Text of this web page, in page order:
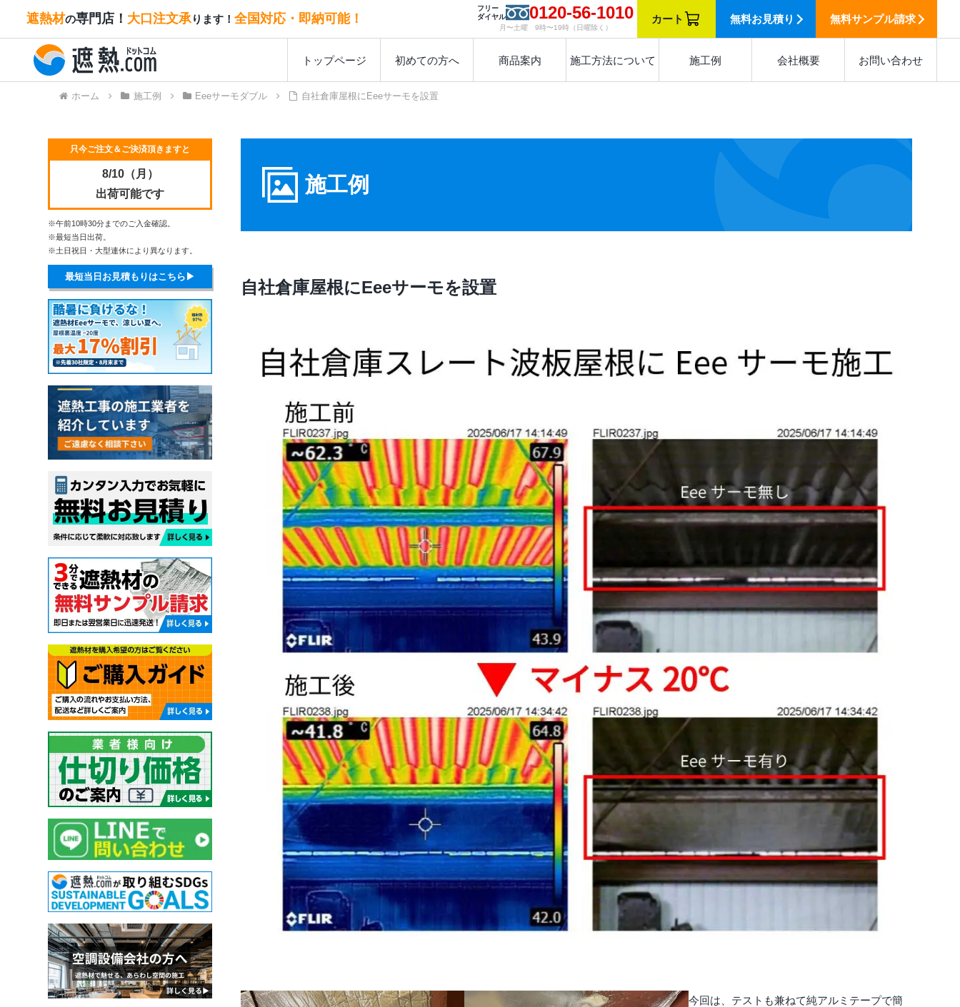
遮熱材の専門店！ 大口注文承ります！ 全国対応・即納可能！
フリー
ダイヤル
0120-56-1010
月〜土曜 9時〜19時（日曜除く）
カート 無料お見積り 無料サンプル請求
トップページ 初めての方へ 商品案内 施工方法について 施工例 会社概要 お問い合わせ
ホーム 施工例 Eeeサーモダブル 自社倉庫屋根にEeeサーモを設置
施工例
自社倉庫屋根にEeeサーモを設置
今回は、テストも兼ねて純アルミテープで簡
只今ご注文＆ご決済頂きますと
8/10（月）
出荷可能です
※午前10時30分までのご入金確認。
※最短当日出荷。
※土日祝日・大型連休により異なります。
最短当日お見積もりはこちら▶